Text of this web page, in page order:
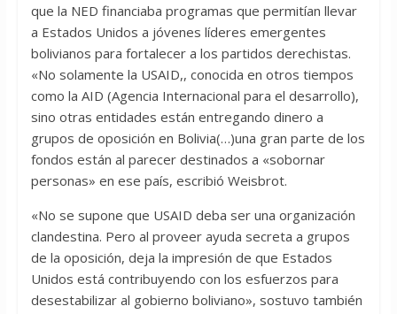
que la NED financiaba programas que permitían llevar
a Estados Unidos a jóvenes líderes emergentes
bolivianos para fortalecer a los partidos derechistas.
«No solamente la USAID,, conocida en otros tiempos
como la AID (Agencia Internacional para el desarrollo),
sino otras entidades están entregando dinero a
grupos de oposición en Bolivia(…)una gran parte de los
fondos están al parecer destinados a «sobornar
personas» en ese país, escribió Weisbrot.
«No se supone que USAID deba ser una organización
clandestina. Pero al proveer ayuda secreta a grupos
de la oposición, deja la impresión de que Estados
Unidos está contribuyendo con los esfuerzos para
desestabilizar al gobierno boliviano», sostuvo también